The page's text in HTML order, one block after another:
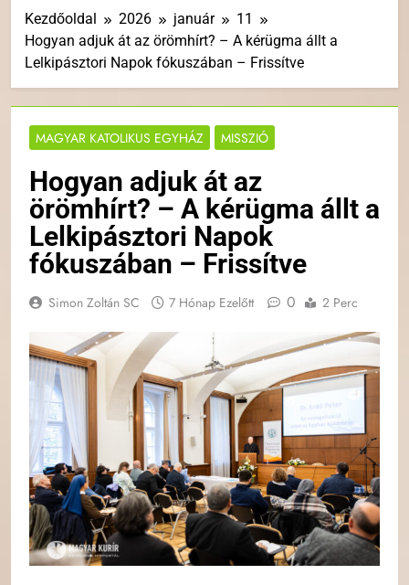
Kezdőoldal 2026 január
11
Hogyan adjuk át az örömhírt? – A kérügma állt a
Lelkipásztori Napok fókuszában – Frissítve
MAGYAR KATOLIKUS EGYHÁZ MISSZIÓ
Hogyan adjuk át az
örömhírt? – A kérügma állt a
Lelkipásztori Napok
fókuszában – Frissítve
Simon Zoltán SC 7 Hónap Ezelőtt 0 2 Perc